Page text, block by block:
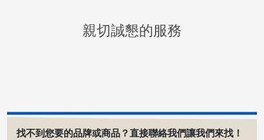
親切誠懇的服務
找不到您要的品牌或商品？直接聯絡我們讓我們來找！